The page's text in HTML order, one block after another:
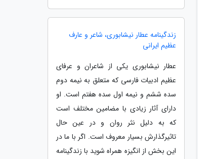
زندگینامه عطار نیشابوری، شاعر و عارف
عظیم ایرانی
عطار نیشابوری یکی از شاعران و عرفای
عظیم ادبیات فارسی که متعلق به نیمه دوم
سده ششم و نیمه اول سده هفتم است. او
دارای آثار زیادی با مضامین مختلف است
که به دلیل نثر روان و در عین حال
تاثیرگذارش بسیار معروف است. اگر با ما در
این بخش از انگیزه همراه شوید با زندگینامه